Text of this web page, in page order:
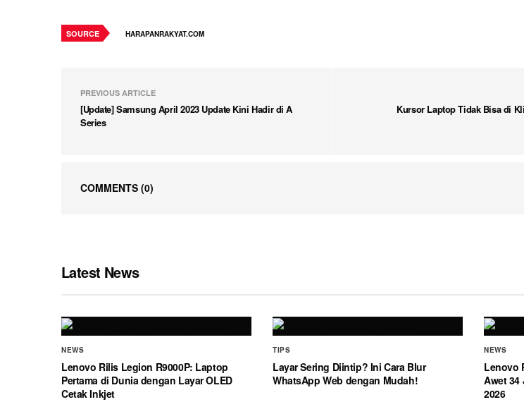
SOURCE HARAPANRAKYAT.COM
PREVIOUS ARTICLE
[Update] Samsung April 2023 Update Kini Hadir di A
Series
Kursor Laptop Tidak Bisa di
COMMENTS (0)
Latest News
NEWS
Lenovo Rilis Legion R9000P: Laptop
Pertama di Dunia dengan Layar OLED
Cetak Inkjet
TIPS
Layar Sering Diintip? Ini Cara Blur
WhatsApp Web dengan Mudah!
NEWS
Lenovo
Awet 34
2026